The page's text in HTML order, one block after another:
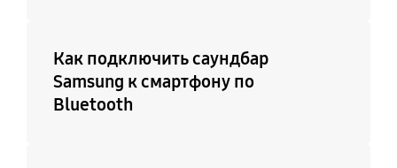
Как подключить саундбар
Samsung к смартфону по
Bluetooth